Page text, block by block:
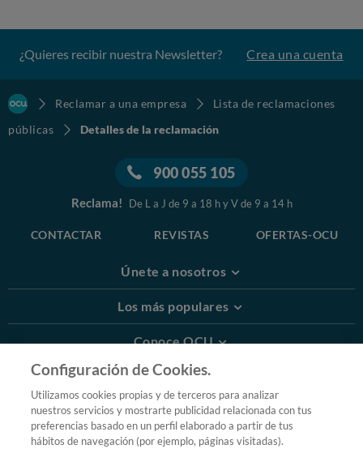
¿Quieres recibir nuestra Newsletter? Crea una cuenta
Reclamar a una empresa
Lista de reclamaciones
públicas
Detalles de la reclamación
900 055 105
Reclama! De L a J de 9 a 18 h y V de 9 a 14 h
CONTACTAR REVISTAS OFERTAS-OCU
Únete a nosotros
Los más populares
Conoce OCU
Más Información
© 2026 OCU
Condiciones generales de contratación de OCU
Configuración de Cookies.
Utilizamos cookies propias y de terceros para analizar
nuestros servicios y mostrarte publicidad relacionada con tus
preferencias basado en un perfil elaborado a partir de tus
hábitos de navegación (por ejemplo, páginas visitadas).